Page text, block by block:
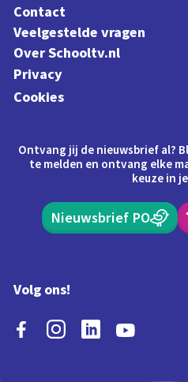
Contact
Veelgestelde vragen
Over Schooltv.nl
Privacy
Cookies
Ontvang jij de nieuwsbrief al?
te melden en ontvang elke
keuze in
Nieuwsbrief PO
Volg ons!